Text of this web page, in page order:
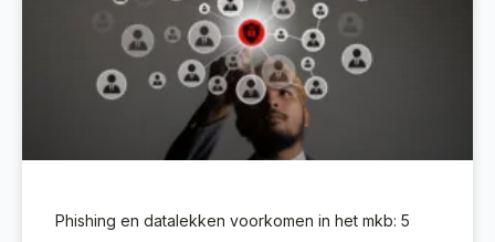
Phishing en datalekken voorkomen in het mkb: 5